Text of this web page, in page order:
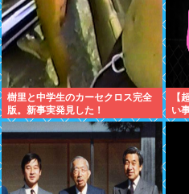
樹里と中学生のカーセクロス完全
版。新事実発見した！
【
い